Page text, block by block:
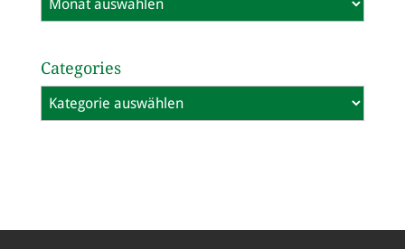
Categories
Categories